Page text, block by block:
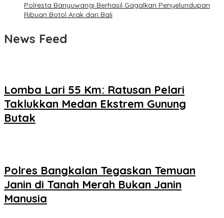
Polresta Banyuwangi Berhasil Gagalkan Penyelundupan
Ribuan Botol Arak dari Bali
News Feed
Lomba Lari 55 Km: Ratusan Pelari
Taklukkan Medan Ekstrem Gunung
Butak
Polres Bangkalan Tegaskan Temuan
Janin di Tanah Merah Bukan Janin
Manusia